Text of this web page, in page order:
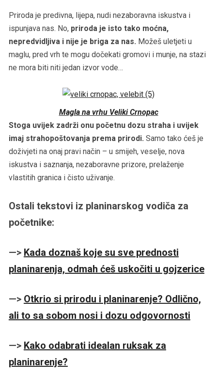
Priroda je predivna, lijepa, nudi nezaboravna iskustva i
ispunjava nas. No, priroda je isto tako moćna,
nepredvidljiva i nije je briga za nas. Možeš uletjeti u
maglu, pred vrh te mogu dočekati gromovi i munje, na stazi
ne mora biti niti jedan izvor vode…
Magla na vrhu Veliki Crnopac
Stoga uvijek zadrži onu početnu dozu straha i uvijek
imaj strahopoštovanja prema prirodi. Samo tako ćeš je
doživjeti na onaj pravi način – u smijeh, veselje, nova
iskustva i saznanja, nezaboravne prizore, prelaženje
vlastitih granica i čisto uživanje.
Ostali tekstovi iz planinarskog vodiča za
početnike:
—> Kada doznaš koje su sve prednosti
planinarenja, odmah ćeš uskočiti u gojzerice
—> Otkrio si prirodu i planinarenje? Odlično,
ali to sa sobom nosi i dozu odgovornosti
—> Kako odabrati idealan ruksak za
planinarenje?